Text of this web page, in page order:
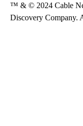
™ & © 2024 Cable
Discovery Company.